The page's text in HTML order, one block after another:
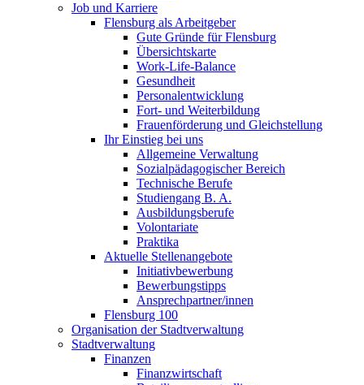
Job und Karriere
Flensburg als Arbeitgeber
Gute Gründe für Flensburg
Übersichtskarte
Work-Life-Balance
Gesundheit
Personalentwicklung
Fort- und Weiterbildung
Frauenförderung und Gleichstellung
Ihr Einstieg bei uns
Allgemeine Verwaltung
Sozialpädagogischer Bereich
Technische Berufe
Studiengang B. A.
Ausbildungsberufe
Volontariate
Praktika
Aktuelle Stellenangebote
Initiativbewerbung
Bewerbungstipps
Ansprechpartner/innen
Flensburg 100
Organisation der Stadtverwaltung
Stadtverwaltung
Finanzen
Finanzwirtschaft